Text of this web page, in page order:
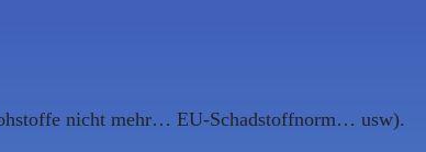
nicht mehr… EU-Schadstoffnorm… usw).